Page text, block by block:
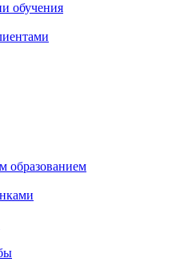
обучения
образованием